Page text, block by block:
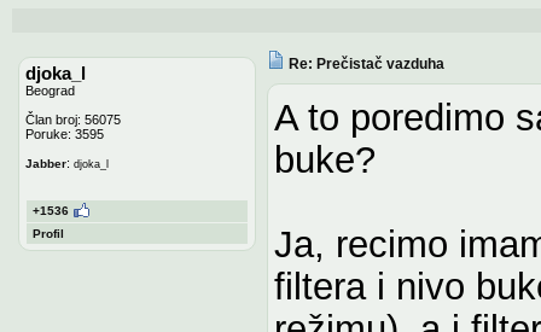
djoka_l
Beograd
Član broj: 56075
Poruke: 3595
Jabber: djoka_l
+1536
Profil
Re: Prečistač vazduha
A to poredimo
buke?
Ja, recimo
filtera i nivo